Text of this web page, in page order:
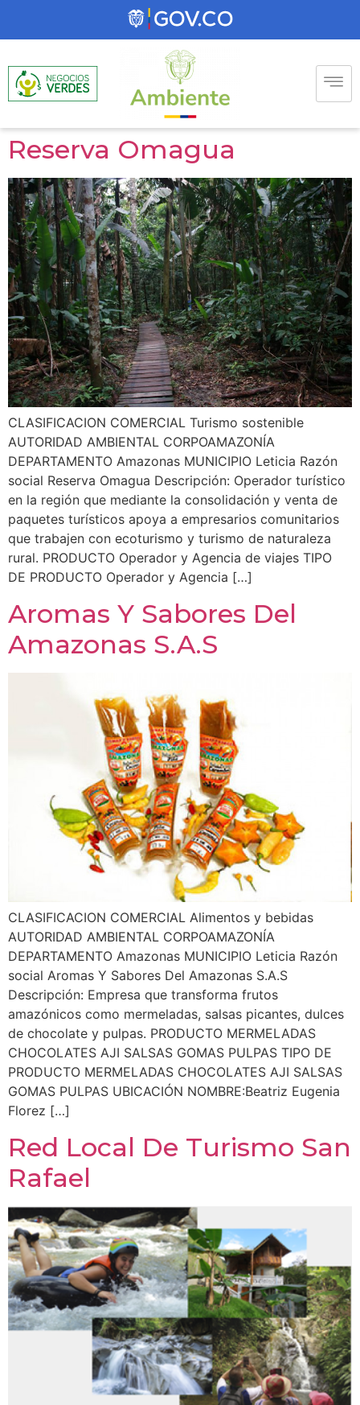
Reserva Omagua
CLASIFICACION COMERCIAL Turismo sostenible
AUTORIDAD AMBIENTAL CORPOAMAZONÍA
DEPARTAMENTO Amazonas MUNICIPIO Leticia Razón
social Reserva Omagua Descripción: Operador turístico
en la región que mediante la consolidación y venta de
paquetes turísticos apoya a empresarios comunitarios
que trabajen con ecoturismo y turismo de naturaleza
rural. PRODUCTO Operador y Agencia de viajes TIPO
DE PRODUCTO Operador y Agencia […]
Aromas Y Sabores Del
Amazonas S.A.S
CLASIFICACION COMERCIAL Alimentos y bebidas
AUTORIDAD AMBIENTAL CORPOAMAZONÍA
DEPARTAMENTO Amazonas MUNICIPIO Leticia Razón
social Aromas Y Sabores Del Amazonas S.A.S
Descripción: Empresa que transforma frutos
amazónicos como mermeladas, salsas picantes, dulces
de chocolate y pulpas. PRODUCTO MERMELADAS
CHOCOLATES AJI SALSAS GOMAS PULPAS TIPO DE
PRODUCTO MERMELADAS CHOCOLATES AJI SALSAS
GOMAS PULPAS UBICACIÓN NOMBRE:Beatriz Eugenia
Florez […]
Red Local De Turismo San
Rafael